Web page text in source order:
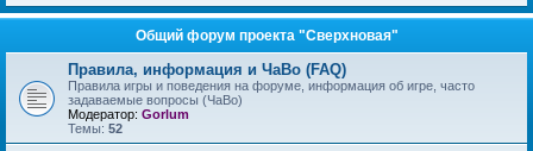
Общий форум проекта "Сверхновая"
Правила, информация и ЧаВо (FAQ)
Правила игры и поведения на форуме, информация об игре, часто
задаваемые вопросы (ЧаВо)
Модератор: Gorlum
Темы: 52